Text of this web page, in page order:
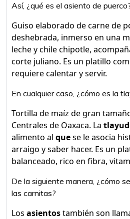
Así, ¿qué es el asiento de
Guiso elaborado de carne de
deshebrada, inmerso en una
leche y chile chipotle,
corte juliano. Es un platillo
requiere calentar y servir.
En cualquier caso, ¿cómo es la
Tortilla de maíz de gran
Centrales de Oaxaca. La
alimento al quese le asocia
arraigo y saber hacer. Es un
balanceado, rico en fibra,
De la siguiente manera, ¿cómo
las carnitas?
Los asientostambién son